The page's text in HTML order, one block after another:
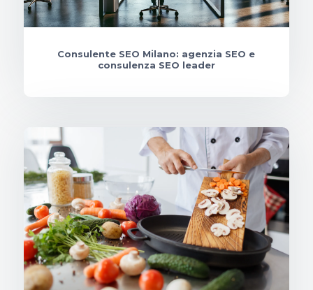
Consulente SEO Milano: agenzia SEO e
consulenza SEO leader